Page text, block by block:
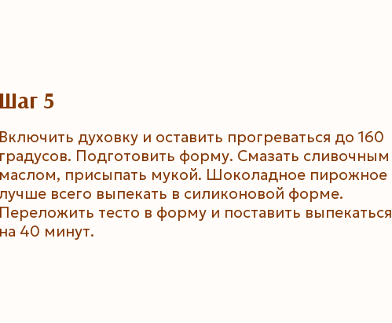
Шаг 5
Включить духовку и оставить прогреваться до 160
градусов. Подготовить форму. Смазать сливочным
маслом, присыпать мукой. Шоколадное пирожное
лучше всего выпекать в силиконовой форме.
Переложить тесто в форму и поставить выпекаться
на 40 минут.